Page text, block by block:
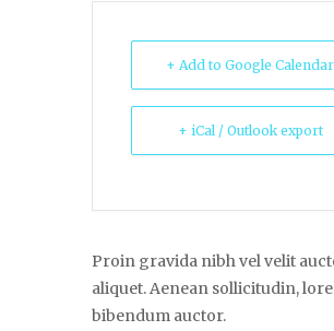
+ Add to Google Calendar
+ iCal / Outlook export
Proin gravida nibh vel velit
aliquet. Aenean sollicitudin,
bibendum auctor.